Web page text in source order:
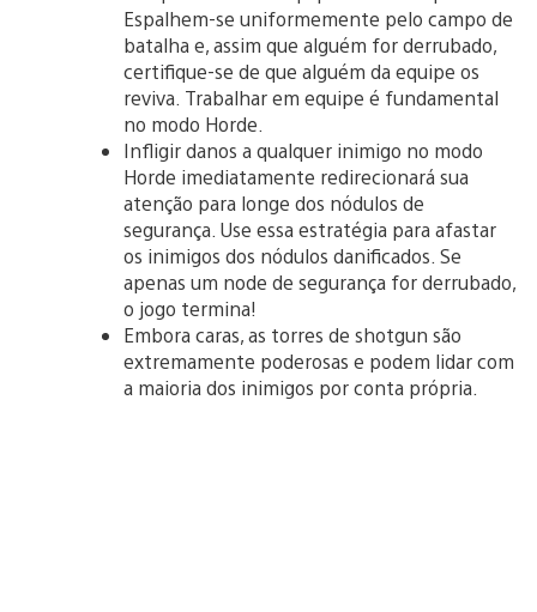
Espalhem-se uniformemente pelo campo de
batalha e, assim que alguém for derrubado,
certifique-se de que alguém da equipe os
reviva. Trabalhar em equipe é fundamental
no modo Horde.
Infligir danos a qualquer inimigo no modo
Horde imediatamente redirecionará sua
atenção para longe dos nódulos de
segurança. Use essa estratégia para afastar
os inimigos dos nódulos danificados. Se
apenas um node de segurança for derrubado,
o jogo termina!
Embora caras, as torres de shotgun são
extremamente poderosas e podem lidar com
a maioria dos inimigos por conta própria.